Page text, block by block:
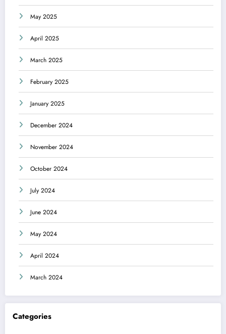
May 2025
April 2025
March 2025
February 2025
January 2025
December 2024
November 2024
October 2024
July 2024
June 2024
May 2024
April 2024
March 2024
Categories